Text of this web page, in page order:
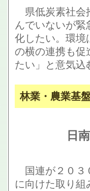
県低炭素社会
んでいないが
化したい。環境
の横の連携も促
たい」と意気込
林業・農業基
日
国連が２０３
に向けた取り